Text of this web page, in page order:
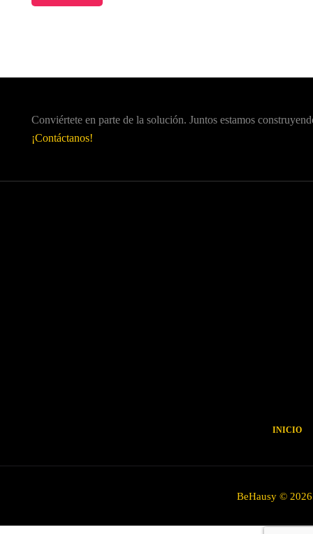
Conviértete en parte de la solución. Juntos estamos
¡Contáctanos!
INICIO
BeHausy © 2026